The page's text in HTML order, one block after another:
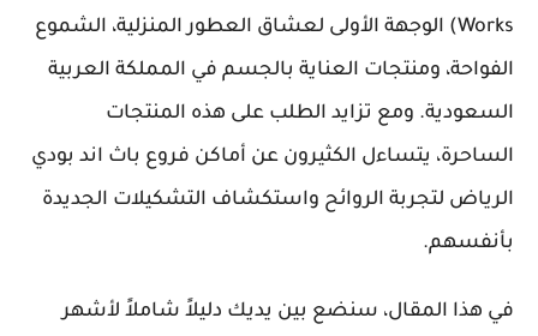
Works) الوجهة الأولى لعشاق العطور المنزلية، الشموع
الفواحة، ومنتجات العناية بالجسم في المملكة العربية
السعودية. ومع تزايد الطلب على هذه المنتجات
الساحرة، يتساءل الكثيرون عن أماكن فروع باث اند بودي
الرياض لتجربة الروائح واستكشاف التشكيلات الجديدة
بأنفسهم.
في هذا المقال، سنضع بين يديك دليلاً شاملاً لأشهر